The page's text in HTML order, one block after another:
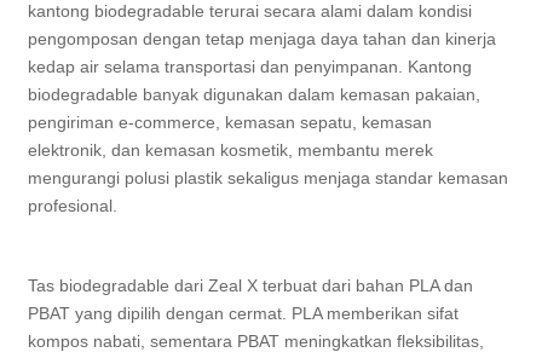
kantong biodegradable terurai secara alami dalam kondisi
pengomposan dengan tetap menjaga daya tahan dan kinerja
kedap air selama transportasi dan penyimpanan. Kantong
biodegradable banyak digunakan dalam kemasan pakaian,
pengiriman e-commerce, kemasan sepatu, kemasan
elektronik, dan kemasan kosmetik, membantu merek
mengurangi polusi plastik sekaligus menjaga standar kemasan
profesional.
Tas biodegradable dari Zeal X terbuat dari bahan PLA dan
PBAT yang dipilih dengan cermat. PLA memberikan sifat
kompos nabati, sementara PBAT meningkatkan fleksibilitas,